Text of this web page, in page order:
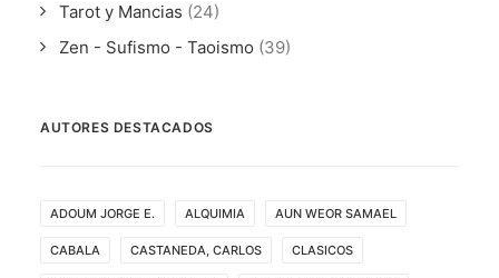
Tarot y Mancias (24)
Zen - Sufismo - Taoismo (39)
AUTORES DESTACADOS
ADOUM JORGE E. ALQUIMIA AUN WEOR SAMAEL
CABALA CASTANEDA, CARLOS CLASICOS